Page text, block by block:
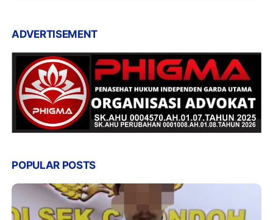
ADVERTISEMENT
POPULAR POSTS